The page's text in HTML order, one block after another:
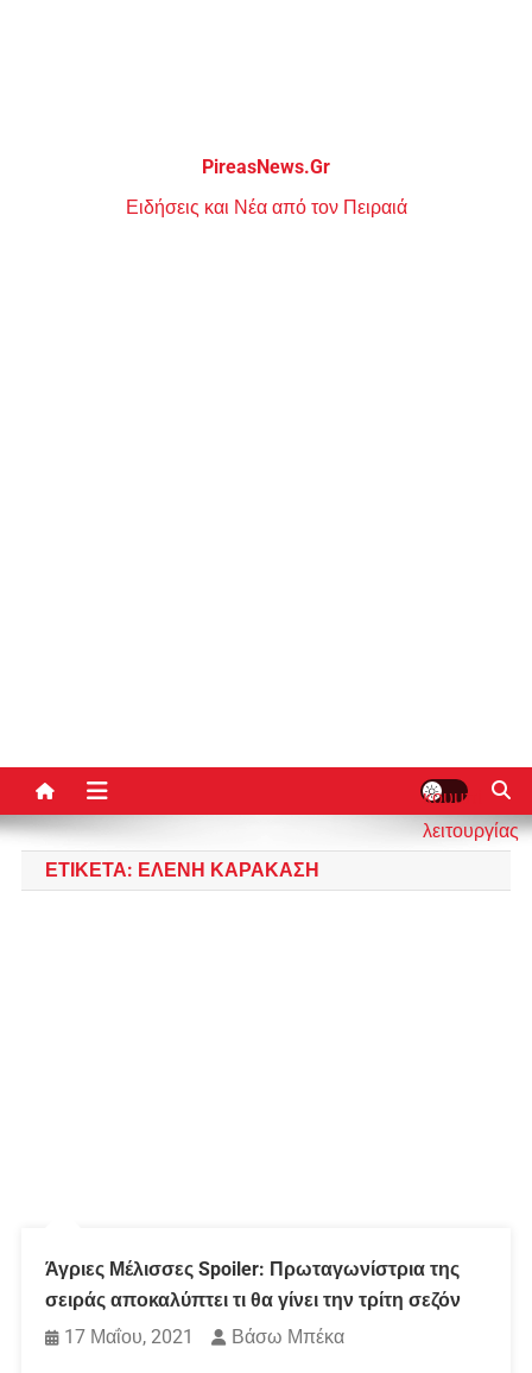
PireasNews.Gr
Ειδήσεις και Νέα από τον Πειραιά
κουμπί
λειτουργίας
ΕΤΙΚΈΤΑ: ΕΛΈΝΗ ΚΑΡΑΚΆΣΗ
Άγριες Μέλισσες Spoiler: Πρωταγωνίστρια της
σειράς αποκαλύπτει τι θα γίνει την τρίτη σεζόν
17 Μαΐου, 2021
Βάσω Μπέκα